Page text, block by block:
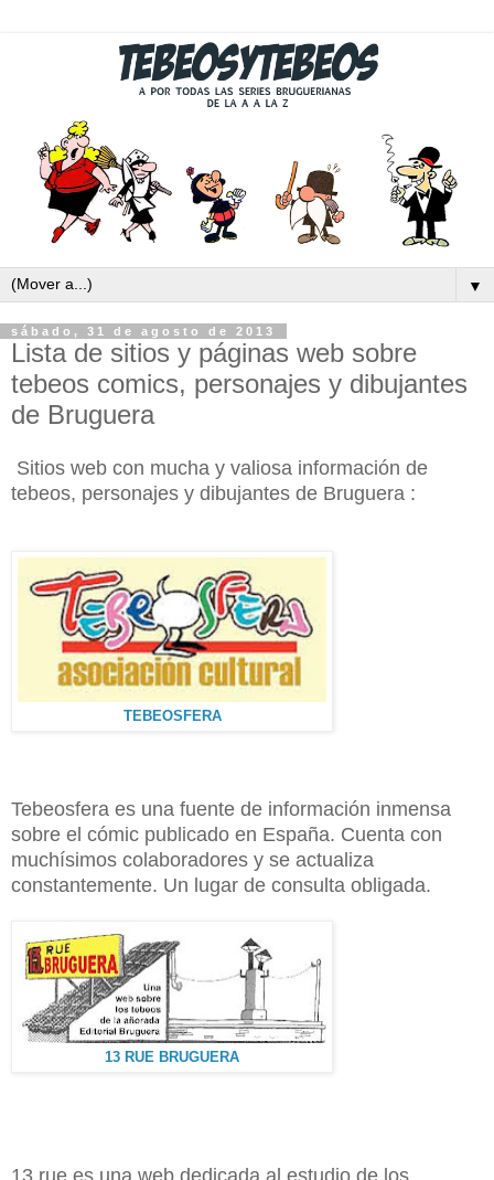
▼
sábado, 31 de agosto de 2013
Lista de sitios y páginas web sobre
tebeos comics, personajes y dibujantes
de Bruguera
Sitios web con mucha y valiosa información de
tebeos, personajes y dibujantes de Bruguera :
TEBEOSFERA
Tebeosfera es una fuente de información inmensa
sobre el cómic publicado en España. Cuenta con
muchísimos colaboradores y se actualiza
constantemente. Un lugar de consulta obligada.
13 RUE BRUGUERA